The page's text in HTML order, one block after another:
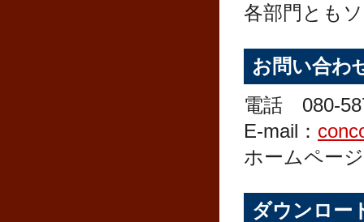
各部門とも
お問い合わ
電話 080-
E-mail：
ホームペ
ダウンロー